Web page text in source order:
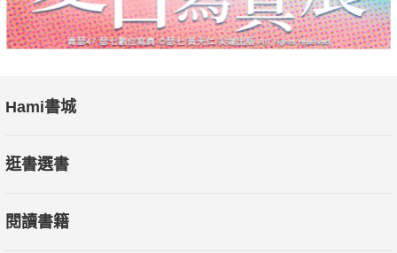
Hami書城
逛書選書
閱讀書籍